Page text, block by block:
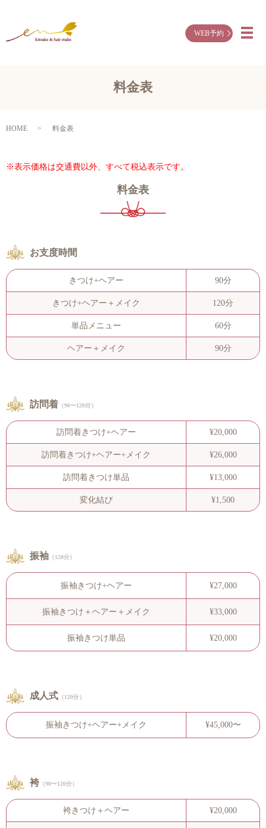
WEB予約 メ
料金表
HOME 料金表
※表示価格は交通費以外、すべて税込表示です。
料金表
お支度時間
きつけ+ヘアー 90分
きつけ+ヘアー＋メイク 120分
単品メニュー 60分
ヘアー＋メイク 90分
訪問着 （90〜120分）
訪問着きつけ+ヘアー ¥20,000
訪問着きつけ+ヘアー+メイク ¥26,000
訪問着きつけ単品 ¥13,000
変化結び ¥1,500
振袖 （120分）
振袖きつけ+ヘアー ¥27,000
振袖きつけ＋ヘアー＋メイク ¥33,000
振袖きつけ単品 ¥20,000
成人式 （120分）
振袖きつけ+ヘアー+メイク ¥45,000〜
袴 （90〜120分）
袴きつけ＋ヘアー ¥20,000